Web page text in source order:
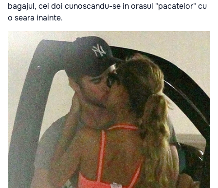
bagajul, cei doi cunoscandu-se in orasul "pacatelor" cu
o seara inainte.